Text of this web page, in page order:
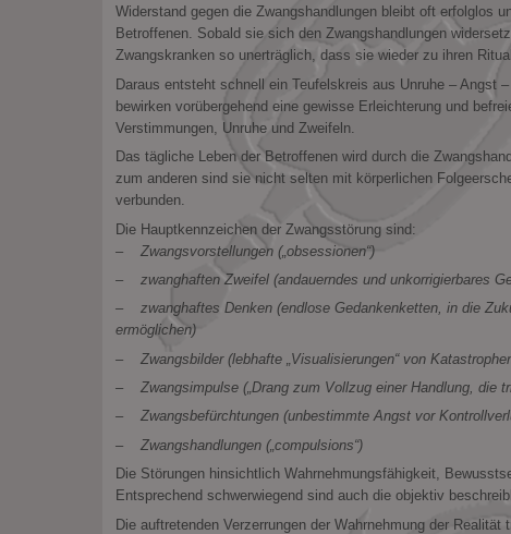
Widerstand gegen die Zwangshandlungen bleibt oft erfolglos
Betroffenen. Sobald sie sich den Zwangshandlungen
Zwangskranken so unerträglich, dass sie wieder zu ihren
Daraus entsteht schnell ein Teufelskreis aus Unruhe – Angst
bewirken vorübergehend eine gewisse Erleichterung und
Verstimmungen, Unruhe und Zweifeln.
Das tägliche Leben der Betroffenen wird durch die
zum anderen sind sie nicht selten mit körperlichen
verbunden.
Die Hauptkennzeichen der Zwangsstörung sind:
– Zwangsvorstellungen („obsessionen“)
– zwanghaften Zweifel (andauerndes und unkorrigierbares
– zwanghaftes Denken (endlose Gedankenketten, in die
ermöglichen)
– Zwangsbilder (lebhafte „Visualisierungen“ von
– Zwangsimpulse („Drang zum Vollzug einer Handlung, die
– Zwangsbefürchtungen (unbestimmte Angst vor
– Zwangshandlungen („compulsions“)
Die Störungen hinsichtlich Wahrnehmungsfähigkeit,
Entsprechend schwerwiegend sind auch die objektiv
Die auftretenden Verzerrungen der Wahrnehmung der